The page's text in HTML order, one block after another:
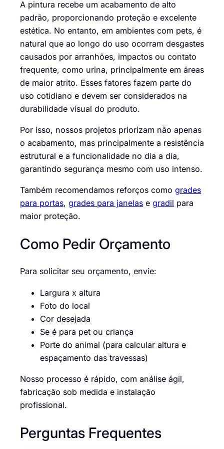
A pintura recebe um acabamento de alto
padrão, proporcionando proteção e excelente
estética. No entanto, em ambientes com pets, é
natural que ao longo do uso ocorram desgastes
causados por arranhões, impactos ou contato
frequente, como urina, principalmente em áreas
de maior atrito. Esses fatores fazem parte do
uso cotidiano e devem ser considerados na
durabilidade visual do produto.
Por isso, nossos projetos priorizam não apenas
o acabamento, mas principalmente a resistência
estrutural e a funcionalidade no dia a dia,
garantindo segurança mesmo com uso intenso.
Também recomendamos reforços como grades
para portas, grades para janelas e gradil para
maior proteção.
Como Pedir Orçamento
Para solicitar seu orçamento, envie:
Largura x altura
Foto do local
Cor desejada
Se é para pet ou criança
Porte do animal (para calcular altura e
espaçamento das travessas)
Nosso processo é rápido, com análise ágil,
fabricação sob medida e instalação
profissional.
Perguntas Frequentes